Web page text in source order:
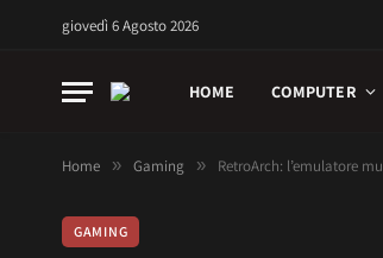
giovedì 6 Agosto 2026
HOME COMPUTER
Home » Gaming » RetroArch: l’emulatore
GAMING